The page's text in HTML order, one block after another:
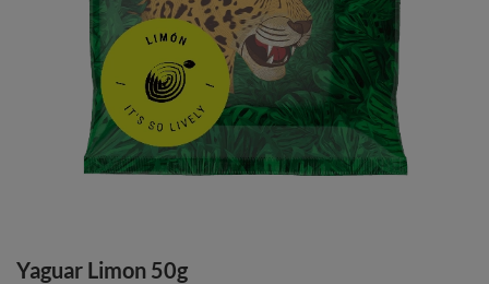
Yaguar Limon 50g